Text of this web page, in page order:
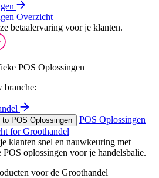
Overzicht
betaalervaring voor je klanten.
POS Oplossingen
branche:
to POS Oplossingen
POS Oplossingen
for Groothandel
klanten snel en nauwkeuring met
oplossingen voor je handelsbalie.
voor de Groothandel